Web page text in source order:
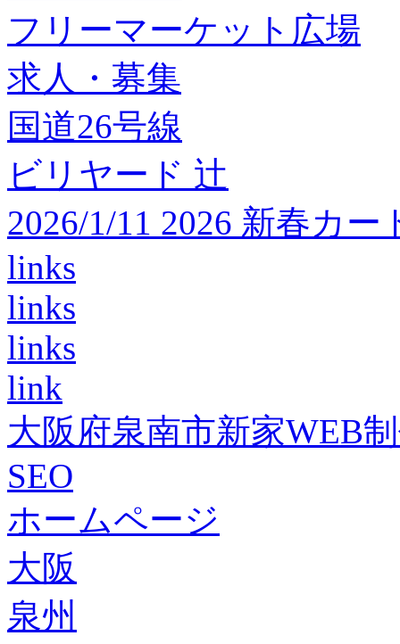
フリーマーケット広場
求人・募集
国道26号線
ビリヤード 辻
2026/1/11 2026 新春カ
links
links
links
link
大阪府泉南市新家WEB
SEO
ホームページ
大阪
泉州